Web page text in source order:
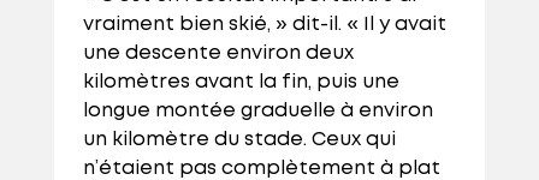
vraiment bien skié, » dit-il. « Il y avait
une descente environ deux
kilomètres avant la fin, puis une
longue montée graduelle à environ
un kilomètre du stade. Ceux qui
n’étaient pas complètement à plat